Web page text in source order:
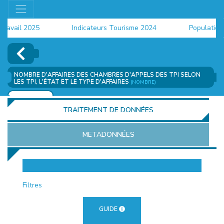
2025 Indicateurs Tourisme 2024 Population
NOMBRE D'AFFAIRES DES CHAMBRES D'APPELS DES TPI SELON
LES TPI, L'ÉTAT ET LE TYPE D'AFFAIRES (NOMBRE)
AJOUTER
TRAITEMENT DE DONNÉES
METADONNÉES
Filtres
GUIDE